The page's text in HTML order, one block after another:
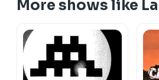
More shows like